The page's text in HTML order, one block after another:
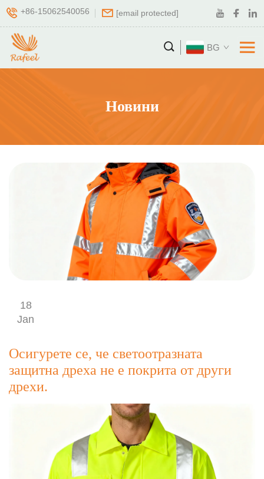
+86-15062540056 [email protected]
BG
Новини
18
Jan
Осигурете се, че светоотразната
защитна дреха не е покрита от други
дрехи.